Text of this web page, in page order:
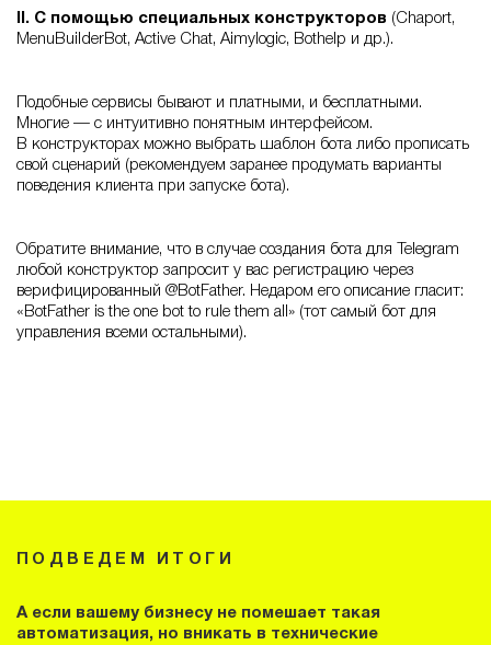
II. С помощью специальных конструкторов (Chaport,
MenuBuilderBot, Active Chat, Aimylogic, Bothelp и др.).
Подобные сервисы бывают и платными, и бесплатными.
Многие — с интуитивно понятным интерфейсом.
В конструкторах можно выбрать шаблон бота либо прописать
свой сценарий (рекомендуем заранее продумать варианты
поведения клиента при запуске бота).
Обратите внимание, что в случае создания бота для Telegram
любой конструктор запросит у вас регистрацию через
верифицированный @BotFather. Недаром его описание гласит:
«BotFather is the one bot to rule them all» (тот самый бот для
управления всеми остальными).
ПОДВЕДЕМ ИТОГИ
А если вашему бизнесу не помешает такая
автоматизация, но вникать в технические